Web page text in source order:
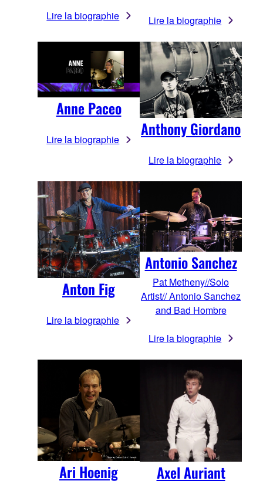
Lire la biographie Lire la biographie
Anne Paceo
Lire la biographie
Anthony Giordano
Lire la biographie
Anton Fig
Lire la biographie
Antonio Sanchez
Pat Metheny//Solo
Artist// Antonio Sanchez
and Bad Hombre
Lire la biographie
Ari Hoenig Axel Auriant